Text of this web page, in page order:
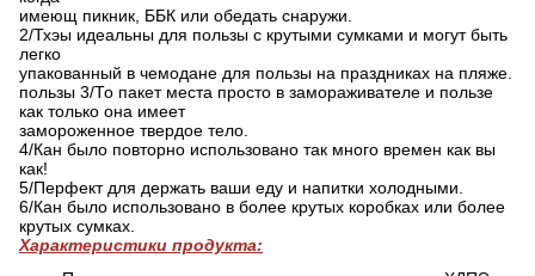
имеющ пикник, ББК или обедать снаружи.
2/Тхэы идеальны для пользы с крутыми сумками и могут быть
легко
упакованный в чемодане для пользы на праздниках на пляже.
пользы 3/То пакет места просто в замораживателе и пользе
как только она имеет
замороженное твердое тело.
4/Кан было повторно использовано так много времен как вы
как!
5/Перфект для держать ваши еду и напитки холодными.
6/Кан было использовано в более крутых коробках или более
крутых сумках.
Характеристики продукта: